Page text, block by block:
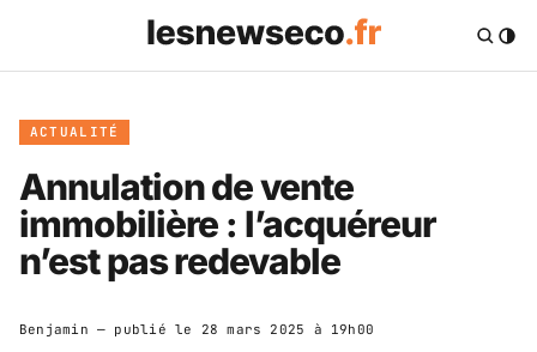
ACTUALITÉ
Annulation de vente
immobilière : l’acquéreur
n’est pas redevable
Benjamin — publié le 28 mars 2025 à 19h00